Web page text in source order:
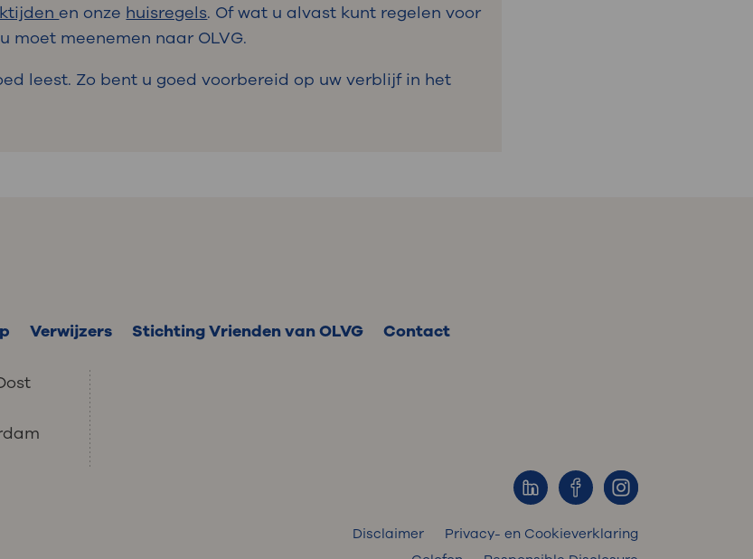
en onze huisregels. Of wat u alvast kunt regelen voor
moet meenemen naar OLVG.
leest. Zo bent u goed voorbereid op uw verblijf in het
Verwijzers Stichting Vrienden van OLVG Contact
Disclaimer
Privacy- en Cookieverklaring